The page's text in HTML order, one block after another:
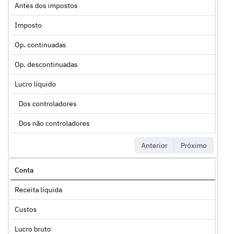
Antes dos impostos
Imposto
Op. continuadas
Op. descontinuadas
Lucro líquido
Dos controladores
Dos não controladores
Anterior Próximo
Conta
Receita líquida
Custos
Lucro bruto